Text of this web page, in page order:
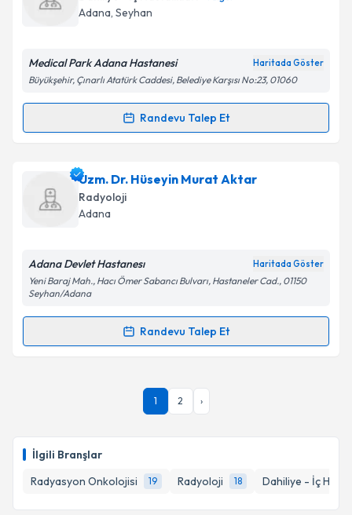
İlgili Branşlar
Radyasyon Onkolojisi
19 Radyoloji 18 Dahiliye - İç
takvim hazırlandığında e-posta ile bilgilendireceğiz.
Kişisel verilerimin işlenmesine ilişkin
Metni'ni okudum ve kişisel verilerimin belirtilen
Takvim Talebini Gönder
Adana, Seyhan
Medical Park Adana Hastanesi Haritada Göster
Büyükşehir, Çınarlı Atatürk Caddesi, Belediye Karşısı No:23, 01060
Randevu Talep Et
Randevu Takvimi Talebi
Uzm. Dr. Ünsal Aydıniçin randevu takvimi talebi
oluşturun. Size bu uzmandan randevu almanız için bir
takvim hazırlandığında e-posta ile bilgilendireceğiz.
Kişisel verilerimin işlenmesine ilişkinAydınlatma
'ni okudum ve kişisel verilerimin belirtilen
kapsamda işlenmesini kabul ediyorum.
Takvim Talebini Gönder
Uzm. Dr. Hüseyin Murat Aktar
Radyoloji
Adana
Adana Devlet Hastanesı Haritada Göster
Yeni Baraj Mah., Hacı Ömer Sabancı Bulvarı, Hastaneler Cad., 01150
Seyhan/Adana
Randevu Talep Et
Randevu Takvimi Talebi
Uzm. Dr. Hüseyin Murat Aktar
talebi oluşturun. Size bu uzmandan randevu almanız
bilgilendireceğiz.
1 2 ›